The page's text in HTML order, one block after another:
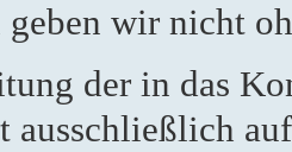
geben wir nicht
der in das
ausschließlich